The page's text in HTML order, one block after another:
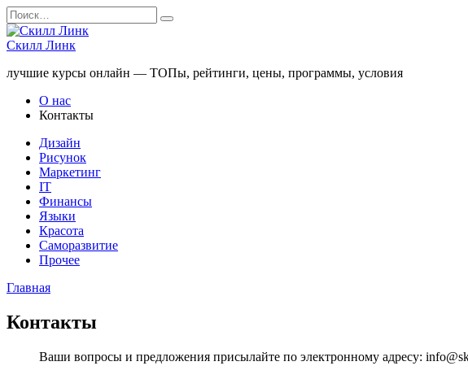
Перейти
к
содержанию
Search
for:
Скилл Линк
лучшие курсы онлайн — ТОПы, рейтинги, цены, программы, условия
О нас
Контакты
Дизайн
Рисунок
Маркетинг
IT
Финансы
Языки
Красота
Саморазвитие
Прочее
Главная
Контакты
Ваши вопросы и предложения присылайте по электронному адресу: